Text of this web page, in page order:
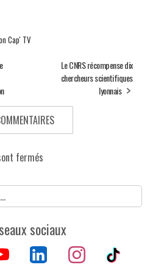
Cap' TV
Le CNRS récompense dix
chercheurs scientifiques
lyonnais
fermés
sociaux